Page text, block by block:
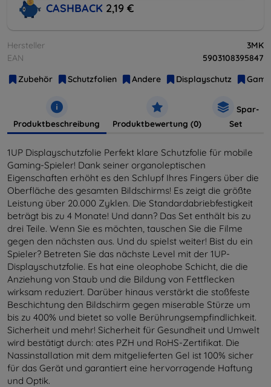
CASHBACK 2,19 €
Hersteller
3MK
EAN
5903108395847
Zubehör
Schutzfolien Andere Displayschutz
Produktbeschreibung Produktbewertung (0)
Spar-
Set
1UP Displayschutzfolie Perfekt klare Schutzfolie für mobile
Gaming-Spieler! Dank seiner organoleptischen
Eigenschaften erhöht es den Schlupf Ihres Fingers über die
Oberfläche des gesamten Bildschirms! Es zeigt die größte
Leistung über 20.000 Zyklen. Die Standardabriebfestigkeit
beträgt bis zu 4 Monate! Und dann? Das Set enthält bis zu
drei Teile. Wenn Sie es möchten, tauschen Sie die Filme
gegen den nächsten aus. Und du spielst weiter! Bist du ein
Spieler? Betreten Sie das nächste Level mit der 1UP-
Displayschutzfolie. Es hat eine oleophobe Schicht, die die
Anziehung von Staub und die Bildung von Fettflecken
wirksam reduziert. Darüber hinaus verstärkt die stoßfeste
Beschichtung den Bildschirm gegen miserable Stürze um
bis zu 400% und bietet so volle Berührungsempfindlichkeit.
Sicherheit und mehr! Sicherheit für Gesundheit und Umwelt
wird bestätigt durch: ates PZH und RoHS-Zertifikat. Die
Nassinstallation mit dem mitgelieferten Gel ist 100% sicher
für das Gerät und garantiert eine hervorragende Haftung
und Optik.